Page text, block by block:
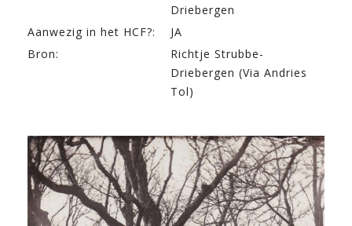
Driebergen
Aanwezig in het HCF?:
JA
Bron:
Richtje Strubbe-
Driebergen (Via Andries
Tol)